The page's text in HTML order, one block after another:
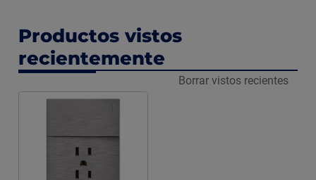
Productos vistos
recientemente
Borrar vistos recientes